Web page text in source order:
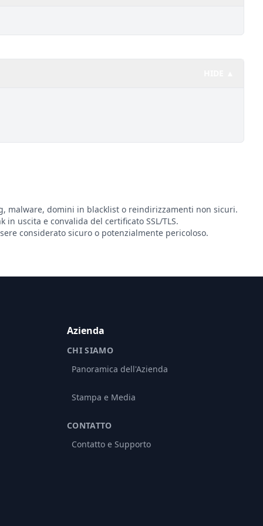
malware, domini in blacklist o reindirizzamenti non sicuri.
uscita e convalida del certificato SSL/TLS.
considerato sicuro o potenzialmente pericoloso.
Azienda
CHI SIAMO
Panoramica dell'Azienda
Stampa e Media
CONTATTO
Contatto e Supporto